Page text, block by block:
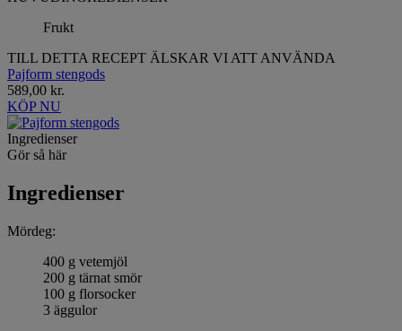
Frukt
TILL DETTA RECEPT ÄLSKAR VI ATT ANVÄNDA
Pajform stengods
589,00 kr.
KÖP NU
Ingredienser
Gör så här
Ingredienser
Mördeg:
400 g vetemjöl
200 g tärnat smör
100 g florsocker
3 äggulor